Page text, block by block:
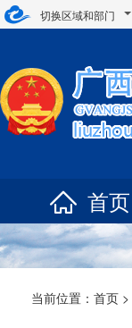
切换区域和部门
首页
当前位置： 首页 >